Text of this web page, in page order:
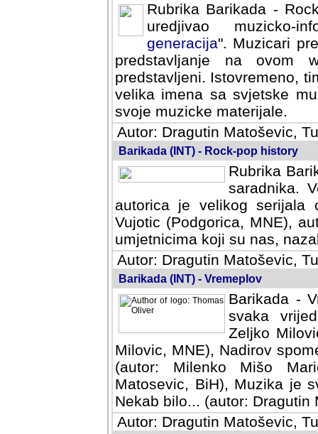
Rubrika Barikada -
uredjivao muzicko-
Muzicari predstavljeni u
na ovom web portalu
Istovremeno, tim nacinom
sa svjetske muzicke scene
materijale.
Autor: Dragutin Matoševic,
Barikada (INT) - Rock-pop history
Rubrika
saradnika.
autorica je velikog serijala
Vujotic (Podgorica, MNE),
umjetnicima koji su nas,
Autor: Dragutin Matoševic,
Barikada (INT) - Vremeplov
Barikada -
svaka
Milovic,
MNE), Nadirov spomenar
Milenko Mišo Maric, UK),
Muzika je svirala (autor:
(autor: Dragutin Matosevic,
Autor: Dragutin Matoševic,